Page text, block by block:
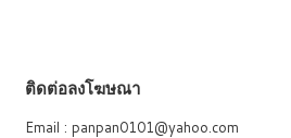
ติดต่อลงโฆษณา
Email : panpan0101@yahoo.com